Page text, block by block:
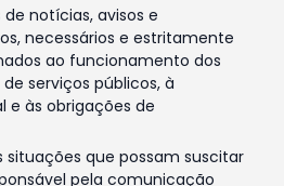
notícias, avisos e
necessários e estritamente
ao funcionamento dos
serviços públicos, à
e às obrigações de
situações que possam suscitar
pela comunicação